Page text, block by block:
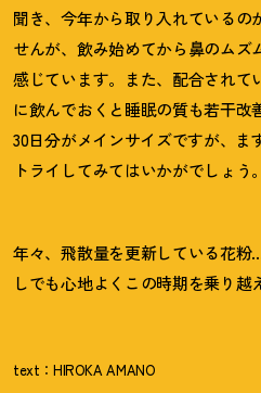
聞き、今年から取り入れているの
せんが、飲み始めてから鼻のムズ
感じています。また、配合されて
に飲んでおくと睡眠の質も若干
30日分がメインサイズですが、ま
トライしてみてはいかがでしょう。
年々、飛散量を更新している花
しでも心地よくこの時期を乗り越
text：HIROKA AMANO